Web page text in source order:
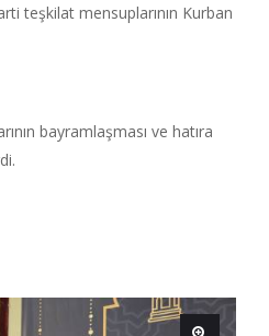
teşkilat mensuplarının Kurban
bayramlaşması ve hatıra